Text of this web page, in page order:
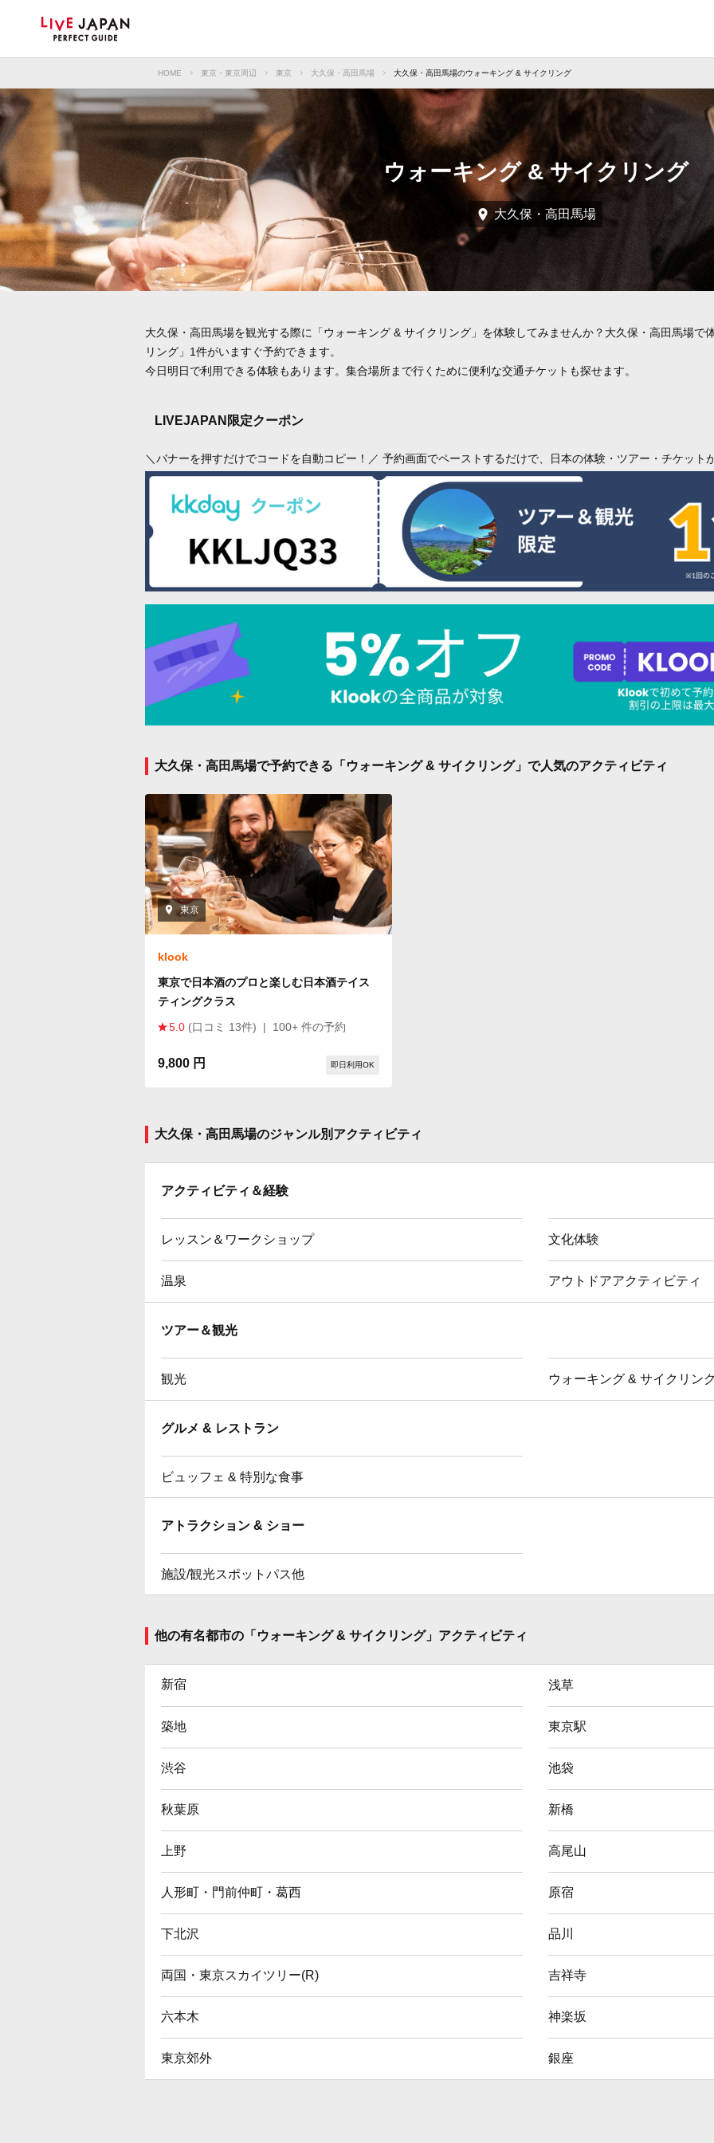
HOME 東京・東京周辺 東京 大久保・高田馬場 大久保・高田馬場のウォーキング & サイクリング
ウォーキング & サイクリング
大久保・高田馬場
大久保・高田馬場を観光する際に「ウォーキング & サイクリング」を体験してみませんか？大久保・高田馬場で
リング」1件がいますぐ予約できます。
今日明日で利用できる体験もあります。集合場所まで行くために便利な交通チケットも探せます。
LIVEJAPAN限定クーポン
＼バナーを押すだけでコードを自動コピー！／ 予約画面でペーストするだけで、日本の体験・ツアー・チケット
大久保・高田馬場で予約できる「ウォーキング & サイクリング」で人気のアクティビティ
東京
klook
東京で日本酒のプロと楽しむ日本酒テイス
ティングクラス
5.0 (口コミ 13件) | 100+ 件の予約
9,800 円 即日利用OK
大久保・高田馬場のジャンル別アクティビティ
アクティビティ＆経験
レッスン＆ワークショップ 文化体験
温泉 アウトドアアクティビティ
ツアー＆観光
観光 ウォーキング & サイクリン
グルメ & レストラン
ビュッフェ & 特別な食事
アトラクション & ショー
施設/観光スポットパス他
他の有名都市の「ウォーキング & サイクリング」アクティビティ
新宿 浅草
築地 東京駅
渋谷 池袋
秋葉原 新橋
上野 高尾山
人形町・門前仲町・葛西 原宿
下北沢 品川
両国・東京スカイツリー(R) 吉祥寺
六本木 神楽坂
東京郊外 銀座